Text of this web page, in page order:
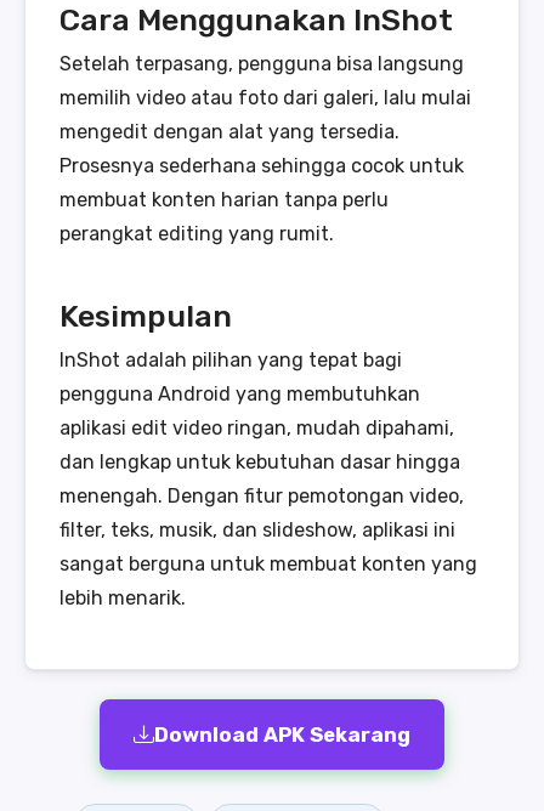
Cara Menggunakan InShot
Setelah terpasang, pengguna bisa langsung
memilih video atau foto dari galeri, lalu mulai
mengedit dengan alat yang tersedia.
Prosesnya sederhana sehingga cocok untuk
membuat konten harian tanpa perlu
perangkat editing yang rumit.
Kesimpulan
InShot adalah pilihan yang tepat bagi
pengguna Android yang membutuhkan
aplikasi edit video ringan, mudah dipahami,
dan lengkap untuk kebutuhan dasar hingga
menengah. Dengan fitur pemotongan video,
filter, teks, musik, dan slideshow, aplikasi ini
sangat berguna untuk membuat konten yang
lebih menarik.
Download APK Sekarang